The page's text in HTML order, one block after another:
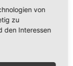
von
zu
den Interessen